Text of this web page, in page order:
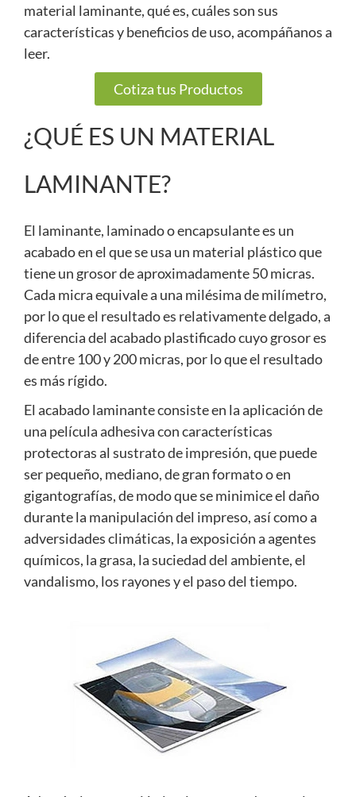
material laminante, qué es, cuáles son sus
características y beneficios de uso, acompáñanos a
leer.
Cotiza tus Productos
¿QUÉ ES UN MATERIAL
LAMINANTE?
El laminante, laminado o encapsulante es un
acabado en el que se usa un material plástico que
tiene un grosor de aproximadamente 50 micras.
Cada micra equivale a una milésima de milímetro,
por lo que el resultado es relativamente delgado, a
diferencia del acabado plastificado cuyo grosor es
de entre 100 y 200 micras, por lo que el resultado
es más rígido.
El acabado laminante consiste en la aplicación de
una película adhesiva con características
protectoras al sustrato de impresión, que puede
ser pequeño, mediano, de gran formato o en
gigantografías, de modo que se minimice el daño
durante la manipulación del impreso, así como a
adversidades climáticas, la exposición a agentes
químicos, la grasa, la suciedad del ambiente, el
vandalismo, los rayones y el paso del tiempo.